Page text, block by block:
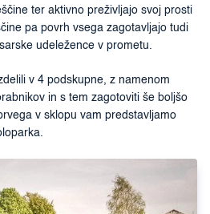
ter aktivno preživljajo svoj prosti
pa povrh vsega zagotavljajo tudi
udeležence v prometu.
v 4 podskupne, z namenom
in s tem zagotoviti še boljšo
v sklopu vam predstavljamo